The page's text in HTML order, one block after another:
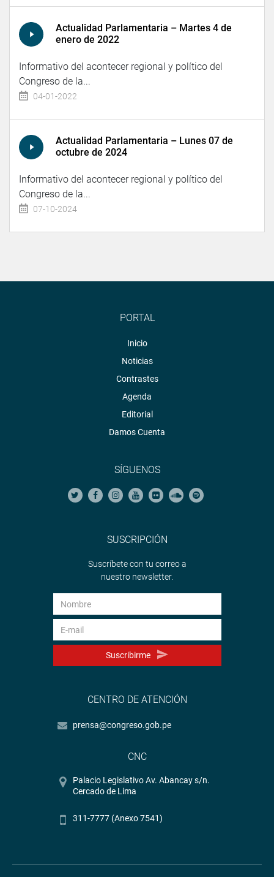
Actualidad Parlamentaria – Martes 4 de
enero de 2022
Informativo del acontecer regional y político del
Congreso de la...
04-01-2022
Actualidad Parlamentaria – Lunes 07 de
octubre de 2024
Informativo del acontecer regional y político del
Congreso de la...
07-10-2024
PORTAL
Inicio
Noticias
Contrastes
Agenda
Editorial
Damos Cuenta
SÍGUENOS
SUSCRIPCIÓN
Suscríbete con tu correo a
nuestro newsletter.
Suscribirme
CENTRO DE ATENCIÓN
prensa@congreso.gob.pe
CNC
Palacio Legislativo Av. Abancay s/n.
Cercado de Lima
311-7777 (Anexo 7541)